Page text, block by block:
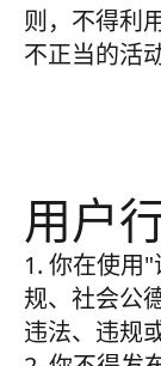
则，不得利
不正当的活动
用户
1. 你在使用
规、社会公
违法、违规